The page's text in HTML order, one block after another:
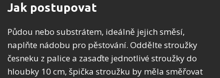
Jak postupovat
Půdou nebo substrátem, ideálně jejich směsí,
naplňte nádobu pro pěstování. Oddělte stroužky
česneku z palice a zasaďte jednotlivé stroužky do
hloubky 10 cm, špička stroužku by měla směřovat